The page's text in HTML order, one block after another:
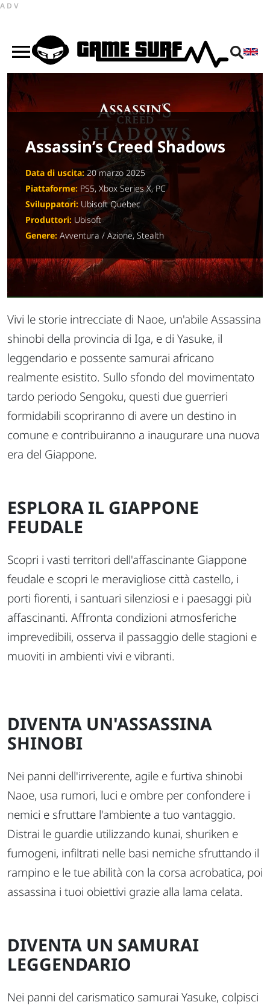
ADV
Assassin’s Creed Shadows
Data di uscita: 20 marzo 2025
Piattaforme: PS5, Xbox Series X, PC
Sviluppatori: Ubisoft Quebec
Produttori: Ubisoft
Genere: Avventura / Azione, Stealth
Vivi le storie intrecciate di Naoe, un'abile Assassina
shinobi della provincia di Iga, e di Yasuke, il
leggendario e possente samurai africano
realmente esistito. Sullo sfondo del movimentato
tardo periodo Sengoku, questi due guerrieri
formidabili scopriranno di avere un destino in
comune e contribuiranno a inaugurare una nuova
era del Giappone.
ESPLORA IL GIAPPONE
FEUDALE
Scopri i vasti territori dell'affascinante Giappone
feudale e scopri le meravigliose città castello, i
porti fiorenti, i santuari silenziosi e i paesaggi più
affascinanti. Affronta condizioni atmosferiche
imprevedibili, osserva il passaggio delle stagioni e
muoviti in ambienti vivi e vibranti.
DIVENTA UN'ASSASSINA
SHINOBI
Nei panni dell'irriverente, agile e furtiva shinobi
Naoe, usa rumori, luci e ombre per confondere i
nemici e sfruttare l'ambiente a tuo vantaggio.
Distrai le guardie utilizzando kunai, shuriken e
fumogeni, infiltrati nelle basi nemiche sfruttando il
rampino e le tue abilità con la corsa acrobatica, poi
assassina i tuoi obiettivi grazie alla lama celata.
DIVENTA UN SAMURAI
LEGGENDARIO
Nei panni del carismatico samurai Yasuke, colpisci